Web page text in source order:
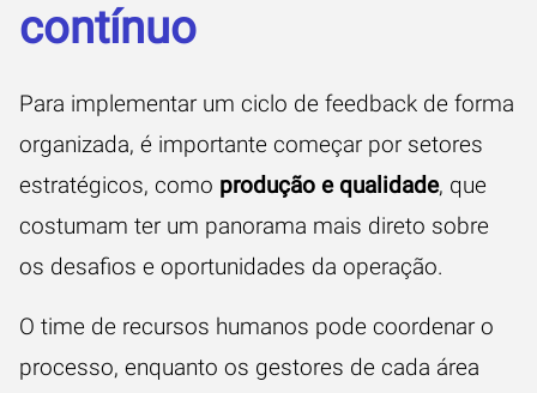
contínuo
Para implementar um ciclo de feedback de forma
organizada, é importante começar por setores
estratégicos, como produção e qualidade, que
costumam ter um panorama mais direto sobre
os desafios e oportunidades da operação.
O time de recursos humanos pode coordenar o
processo, enquanto os gestores de cada área